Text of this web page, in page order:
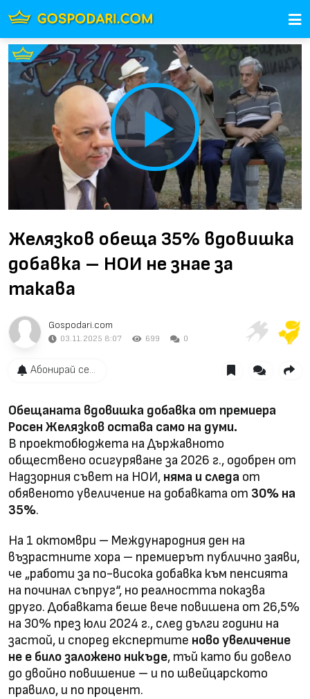
Play
Video
Желязков обеща 35% вдовишка
добавка – НОИ не знае за
такава
Gospodari.com
03.11.2025 8:07 699 0
Абонирай се...
Обещаната вдовишка добавка от премиера
Росен Желязков остава само на думи.
В проектобюджета на Държавното
обществено осигуряване за 2026 г., одобрен от
Надзорния съвет на НОИ, няма и следа от
обявеното увеличение на добавката от 30% на
35%.
На 1 октомври – Международния ден на
възрастните хора – премиерът публично заяви,
че „работи за по-висока добавка към пенсията
на починал съпруг“, но реалността показва
друго. Добавката беше вече повишена от 26,5%
на 30% през юли 2024 г., след дълги години на
застой, и според експертите ново увеличение
не е било заложено никъде, тъй като би довело
до двойно повишение – и по швейцарското
правило, и по процент.